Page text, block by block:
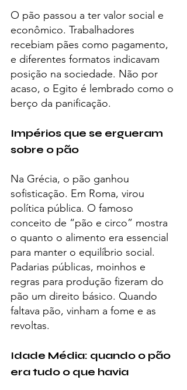
O pão passou a ter valor social e
econômico. Trabalhadores
recebiam pães como pagamento,
e diferentes formatos indicavam
posição na sociedade. Não por
acaso, o Egito é lembrado como o
berço da panificação.
Impérios que se ergueram
sobre o pão
Na Grécia, o pão ganhou
sofisticação. Em Roma, virou
política pública. O famoso
conceito de “pão e circo” mostra
o quanto o alimento era essencial
para manter o equilíbrio social.
Padarias públicas, moinhos e
regras para produção fizeram do
pão um direito básico. Quando
faltava pão, vinham a fome e as
revoltas.
Idade Média: quando o pão
era tudo o que havia